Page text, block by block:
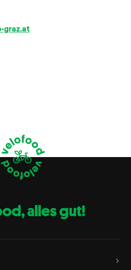
graz.at
alles gut!